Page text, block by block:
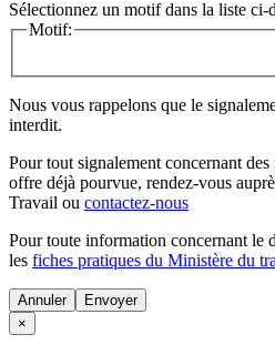
Sélectionnez un motif dans la liste ci-
Motif:
Nous vous rappelons que le
interdit.
Pour tout signalement concernant des
offre déjà pourvue, rendez-vous
Travail ou contactez-nous
Pour toute information concernant le
les fiches pratiques du Ministère du
Annuler
×